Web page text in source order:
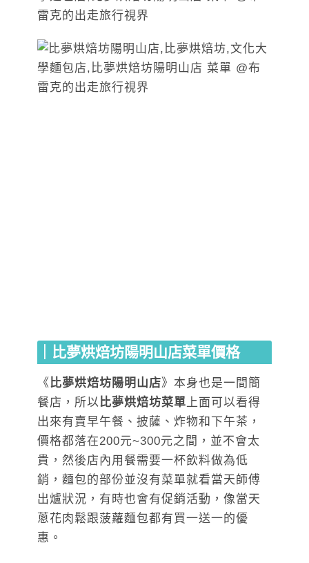
｜比夢烘焙坊陽明山店菜單價格
《比夢烘焙坊陽明山店》本身也是一間簡
餐店，所以比夢烘焙坊菜單上面可以看得
出來有賣早午餐、披薩、炸物和下午茶，
價格都落在200元~300元之間，並不會太
貴，然後店內用餐需要一杯飲料做為低
銷，麵包的部份並沒有菜單就看當天師傅
出爐狀況，有時也會有促銷活動，像當天
蔥花肉鬆跟菠蘿麵包都有買一送一的優
惠。